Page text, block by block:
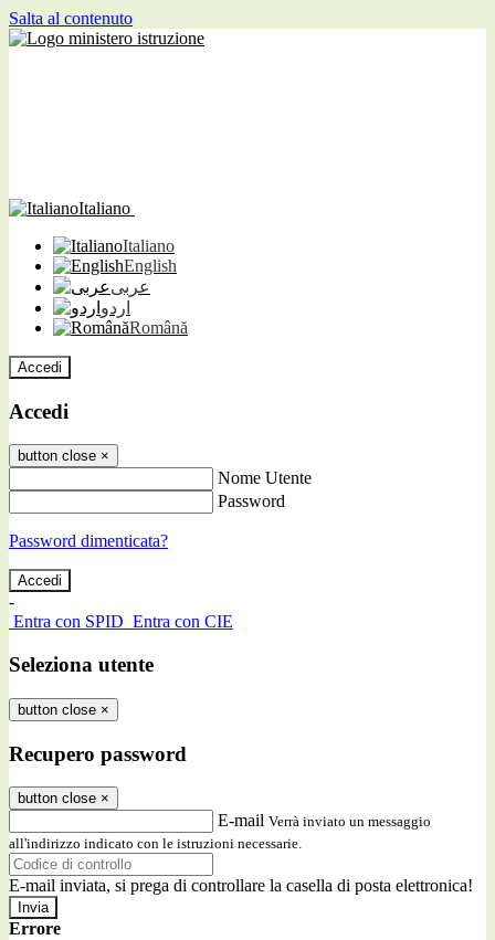
Salta al contenuto
Italiano
Italiano
English
عربى
اردو
Română
Accedi
Accedi
button close ×
Nome Utente
Password
Password dimenticata?
-
Entra con SPID Entra con CIE
Seleziona utente
button close ×
Recupero password
button close ×
E-mail Verrà inviato un messaggio
all'indirizzo indicato con le istruzioni necessarie.
E-mail inviata, si prega di controllare la casella di posta elettronica!
Errore